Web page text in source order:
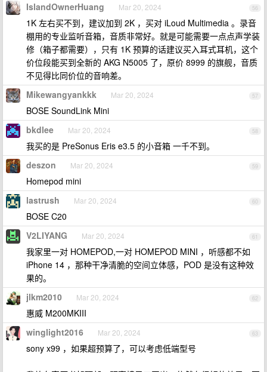
56
IslandOwnerHuang Mar 20, 2024
1K 左右买不到，建议加到 2K ，买对 iLoud Multimedia 。录音
棚用的专业监听音箱，音质非常好。就是可能需要一点点声学装
修（箱子都需要），只有 1K 预算的话建议买入耳式耳机，这个
价位段能买到全新的 AKG N5005 了，原价 8999 的旗舰，音质
不见得比同价位的音响差。
57
Mikewangyankkk Mar 20, 2024
BOSE SoundLink Mini
58
bkdlee Mar 20, 2024
我买的是 PreSonus Eris e3.5 的小音箱 一千不到。
59
deszon Mar 20, 2024
Homepod mini
60
lastrush Mar 20, 2024
BOSE C20
61
V2LIYANG Mar 20, 2024
我家里一对 HOMEPOD,一对 HOMEPOD MINI ，听感都不如
iPhone 14 ，那种干净清脆的空间立体感，POD 是没有这种效
果的。
62
jlkm2010 Mar 20, 2024
惠威 M200MKIII
63
winglight2016 Mar 20, 2024
sony x99 ，如果超预算了，可以考虑低端型号